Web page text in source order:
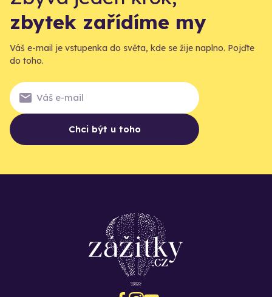
zbytek zařídíme my
Váš e-mail je vstupenka do světa, kde se žije naplno. Pojďte
do toho.
Chci být u toho